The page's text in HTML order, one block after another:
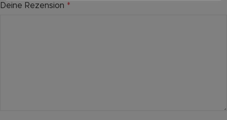
Deine Rezension *